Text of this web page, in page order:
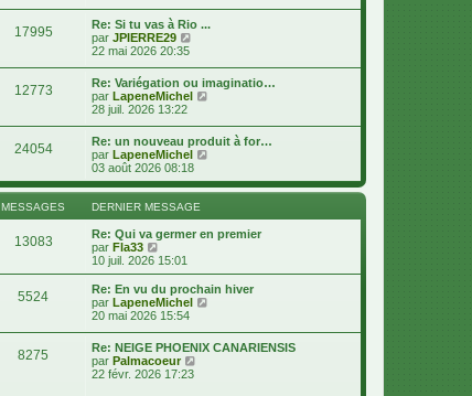
s
a
r
m
e
s
s
a
g
e
e
r
n
r
m
e
a
17995
Re: Si tu vas à Rio ...
par JPIERRE29
l
e
e
r
n
i
e
r
m
e
s
g
e
22 mai 2026 20:35
12773
Re: Variégation ou imaginatio…
par LapeneMichel
r
l
e
e
s
g
e
28 juil. 2026 13:22
24054
Re: un nouveau produit à for…
par LapeneMichel
i
r
e
d
n
i
s
03 août 2026 08:18
MESSAGES DERNIER MESSAGE
13083
Re: Qui va germer en premier
par Fla33
o
i
r
l
e
r
n
i
10 juil. 2026 15:01
5524
Re: En vu du prochain hiver
par LapeneMichel
r
l
20 mai 2026 15:54
8275
Re: NEIGE PHOENIX CANARIENSIS
par Palmacoeur
22 févr. 2026 17:23